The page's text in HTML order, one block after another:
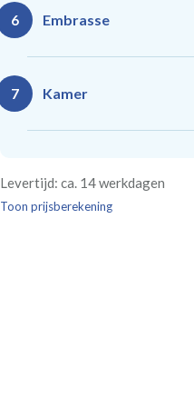
Rails
Enkele plooi
Gevoerde gordijnen
isoleert kou, warmte en
Geen extra
verduistering
6 Embrasse
Geen
7 Kamer
kamer is bestemd. Wij
verplicht, maar wel handig)
Levertijd: ca. 14 werkdagen
Toon prijsberekening